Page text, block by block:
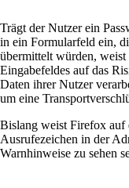
Trägt der Nutzer ein
in ein Formularfeld ein,
übermittelt würden,
Eingabefeldes auf das
Daten ihrer Nutzer
um eine
Bislang weist Firefox auf
Ausrufezeichen in der
Warnhinweise zu sehen